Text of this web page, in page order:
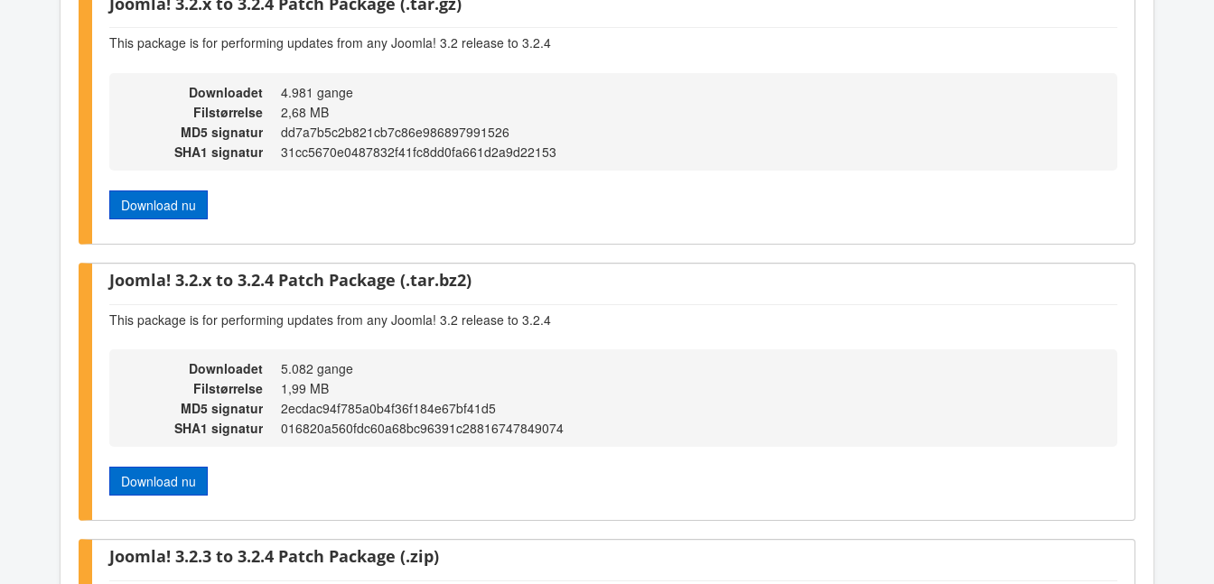
This package is for performing updates from any Joomla! 3.2 release to 3.2.4
Downloadet
4.981 gange
Filstørrelse
2,68 MB
MD5 signatur
dd7a7b5c2b821cb7c86e986897991526
SHA1 signatur
31cc5670e0487832f41fc8dd0fa661d2a9d22153
Download nu
Joomla! 3.2.x to 3.2.4 Patch Package (.tar.bz2)
This package is for performing updates from any Joomla! 3.2 release to 3.2.4
Downloadet
5.082 gange
Filstørrelse
1,99 MB
MD5 signatur
2ecdac94f785a0b4f36f184e67bf41d5
SHA1 signatur
016820a560fdc60a68bc96391c28816747849074
Download nu
Joomla! 3.2.3 to 3.2.4 Patch Package (.zip)